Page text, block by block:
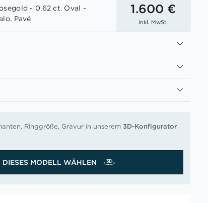
- 0.62 ct. Oval -
Pavé
1.600 €
Inkl. MwSt.
Ringgröße, Gravur in unserem3D-Konfigurator
DIESES MODELL WÄHLEN